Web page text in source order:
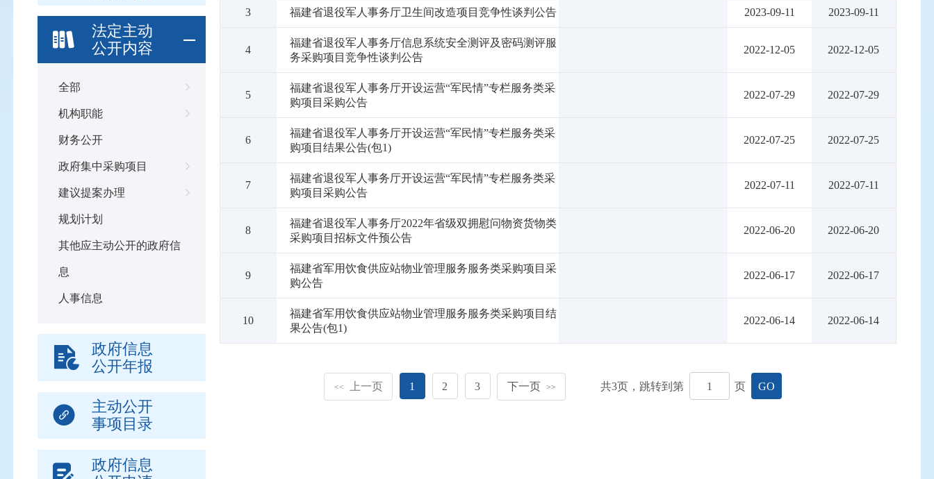
法定主动
公开内容
全部
机构职能
财务公开
政府集中采购项目
建议提案办理
规划计划
其他应主动公开的政府信
息
人事信息
政府信息
公开年报
主动公开
事项目录
政府信息
3 福建省退役军人事务厅卫生间改造项目竞争性谈判公告 2023-09-11 2023-09-11
4
福建省退役军人事务厅信息系统安全测评及密码测评服
务采购项目竞争性谈判公告
2022-12-05 2022-12-05
5
福建省退役军人事务厅开设运营“军民情”专栏服务类采
购项目采购公告
2022-07-29 2022-07-29
6
福建省退役军人事务厅开设运营“军民情”专栏服务类采
购项目结果公告(包1)
2022-07-25 2022-07-25
7
福建省退役军人事务厅开设运营“军民情”专栏服务类采
购项目采购公告
2022-07-11 2022-07-11
8
福建省退役军人事务厅2022年省级双拥慰问物资货物类
采购项目招标文件预公告
2022-06-20 2022-06-20
9
福建省军用饮食供应站物业管理服务服务类采购项目采
购公告
2022-06-17 2022-06-17
10
福建省军用饮食供应站物业管理服务服务类采购项目结
果公告(包1)
2022-06-14 2022-06-14
<< 上一页 1 2 3 下一页 >> 共3页，跳转到第 页 GO